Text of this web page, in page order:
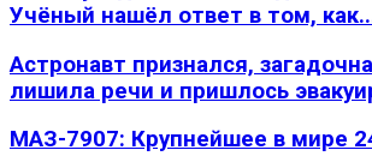
Учёный нашёл ответ в том,
Астронавт признался,
лишила речи и пришлось
МАЗ-7907: Крупнейшее в мире